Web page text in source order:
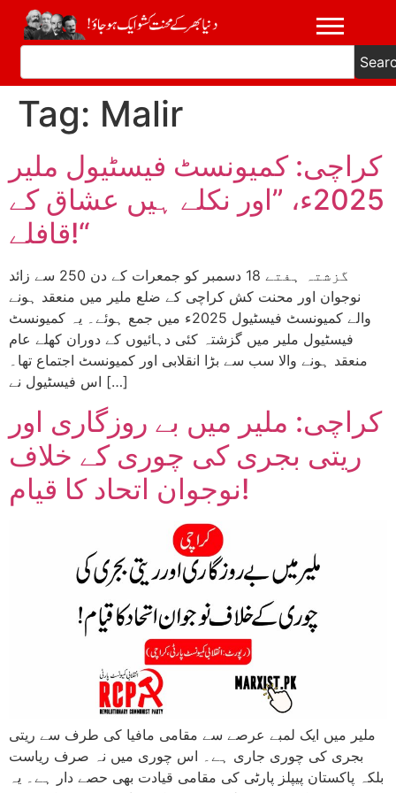
Tag: Malir
کراچی: کمیونسٹ فیسٹیول ملیر
2025ء، ”اور نکلے ہیں عشاق کے
قافلے!“
گزشتہ ہفتے 18 دسمبر کو جمعرات کے دن 250 سے زائد
نوجوان اور محنت کش کراچی کے ضلع ملیر میں منعقد ہونے
والے کمیونسٹ فیسٹیول 2025ء میں جمع ہوئے۔ یہ کمیونسٹ
فیسٹیول ملیر میں گزشتہ کئی دہائیوں کے دوران کھلے عام
منعقد ہونے والا سب سے بڑا انقلابی اور کمیونسٹ اجتماع تھا۔
اس فیسٹیول نے […]
کراچی: ملیر میں بے روزگاری اور
ریتی بجری کی چوری کے خلاف
نوجوان اتحاد کا قیام!
ملیر میں ایک لمبے عرصے سے مقامی مافیا کی طرف سے ریتی
بجری کی چوری جاری ہے۔ اس چوری میں نہ صرف ریاست
بلکہ پاکستان پیپلز پارٹی کی مقامی قیادت بھی حصے دار ہے۔ یہ